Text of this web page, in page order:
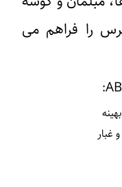
را فراهم می‌